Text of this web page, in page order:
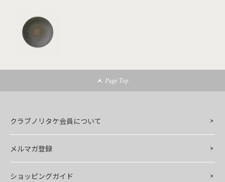
Page Top
クラブノリタケ会員について
メルマガ登録
ショッピングガイド